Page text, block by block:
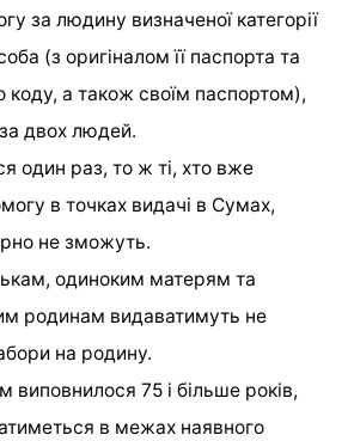
за людину визначеної категорії
(з оригіналом її паспорта та
коду, а також своїм паспортом),
двох людей.
один раз, то ж ті, хто вже
в точках видачі в Сумах,
не зможуть.
одиноким матерям та
родинам видаватимуть не
на родину.
75 і більше років,
в межах наявного